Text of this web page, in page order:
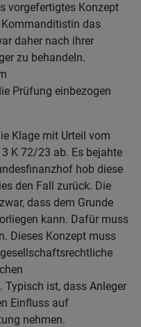
vorgefertigtes Konzept
Kommanditistin das
daher nach ihrer
zu behandeln.
Prüfung einbezogen
Klage mit Urteil vom
K 72/23 ab. Es bejahte
hob diese
den Fall zurück. Die
dass dem Grunde
kann. Dafür muss
Dieses Konzept muss
ist, dass Anleger
Einfluss auf
nehmen.